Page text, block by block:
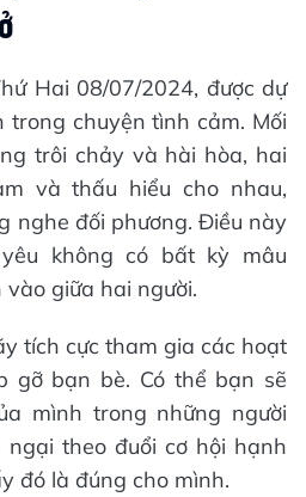
Hai 08/07/2024, được dự
trong chuyện tình cảm. Mối
trôi chảy và hài hòa, hai
và thấu hiểu cho nhau,
nghe đối phương. Điều này
không có bất kỳ mâu
giữa hai người.
tích cực tham gia các hoạt
gỡ bạn bè. Có thể bạn sẽ
mình trong những người
theo đuổi cơ hội hạnh
đó là đúng cho mình.